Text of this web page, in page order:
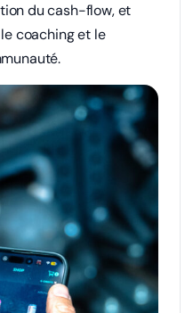
du cash-flow, et
coaching et le